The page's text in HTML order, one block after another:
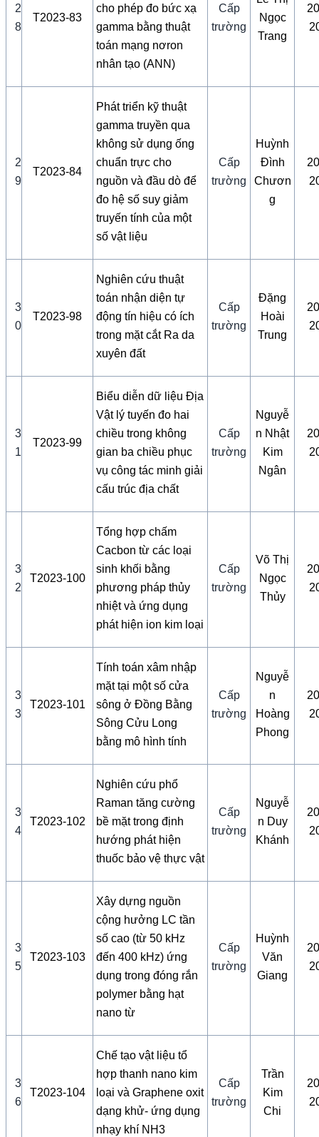
2
8
T2023-83
cho phép đo bức xạ
gamma bằng thuật
toán mạng nơron
nhân tạo (ANN)
Cấp
trường
Ngọc
Trang
2
9
T2023-84
Phát triển kỹ thuật
gamma truyền qua
không sử dụng ống
chuẩn trực cho
nguồn và đầu dò để
đo hệ số suy giảm
truyến tính của một
số vật liệu
Cấp
trường
Huỳnh
Đình
Chươn
g
3
0
T2023-98
Nghiên cứu thuật
toán nhận diện tự
động tín hiệu có ích
trong mặt cắt Ra da
xuyên đất
Cấp
trường
Đặng
Hoài
Trung
3
1
T2023-99
Biểu diễn dữ liệu Địa
Vật lý tuyến đo hai
chiều trong không
gian ba chiều phục
vụ công tác minh giải
cấu trúc địa chất
Cấp
trường
Nguyễ
n Nhật
Kim
Ngân
3
2
T2023-100
Tổng hợp chấm
Cacbon từ các loại
sinh khối bằng
phương pháp thủy
nhiệt và ứng dụng
phát hiện ion kim loại
Cấp
trường
Võ Thị
Ngọc
Thủy
3
3
T2023-101
Tính toán xâm nhập
mặt tại một số cửa
sông ở Đồng Bằng
Sông Cửu Long
bằng mô hình tính
Cấp
trường
Nguyễ
n
Hoàng
Phong
3
4
T2023-102
Nghiên cứu phổ
Raman tăng cường
bề mặt trong định
hướng phát hiện
thuốc bảo vệ thực vật
Cấp
trường
Nguyễ
n Duy
Khánh
3
5
T2023-103
Xây dựng nguồn
cộng hưởng LC tần
số cao (từ 50 kHz
đến 400 kHz) ứng
dụng trong đóng rắn
polymer bằng hạt
nano từ
Cấp
trường
Huỳnh
Văn
Giang
3
6
T2023-104
Chế tạo vật liệu tổ
hợp thanh nano kim
loại và Graphene oxit
dạng khử- ứng dụng
nhạy khí NH3
Cấp
trường
Trần
Kim
Chi